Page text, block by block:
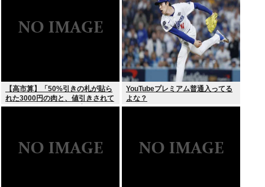
【高市算】「50%引きの札が貼ら
れた3000円の肉と、値引きされて
いない1000円の肉では安いのはど
YouTubeプレミアム普通入ってる
よな？